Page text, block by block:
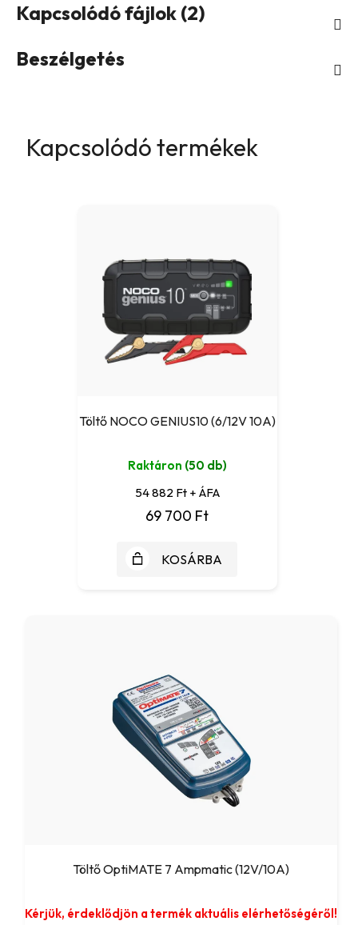
Kapcsolódó fájlok (2)
Beszélgetés
Kapcsolódó termékek
Töltő NOCO GENIUS10 (6/12V 10A)
Raktáron (50 db)
54 882 Ft + ÁFA
69 700 Ft
KOSÁRBA
Töltő OptiMATE 7 Ampmatic (12V/10A)
Kérjük, érdeklődjön a termék aktuális elérhetőségéről!